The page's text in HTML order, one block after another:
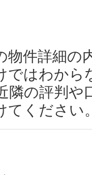
物件詳細の
ではわか
隣の評判や
てください